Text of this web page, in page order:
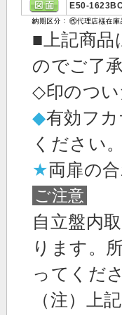
E50-
■上記商品
のでご了
◇印のつい
◆有効フ
ください。
★両扉の
ご注意
自立盤内
ります。
ってくだ
（注）上